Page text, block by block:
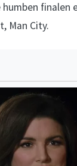
humben finalen
Man City.